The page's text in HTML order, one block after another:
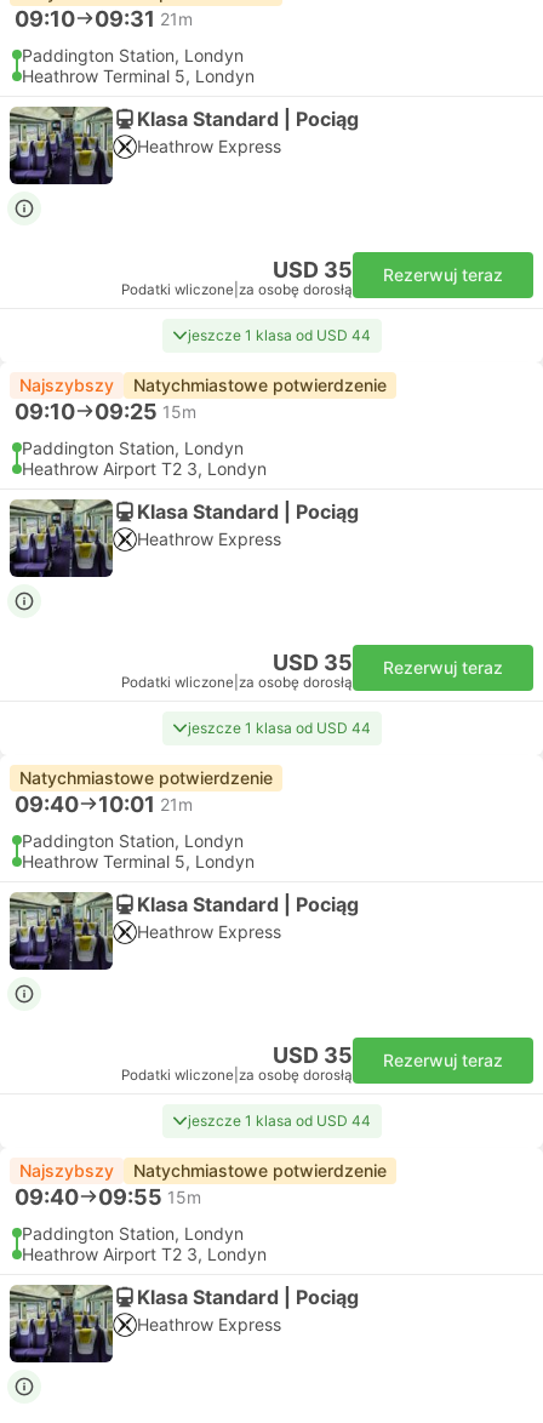
09:10 09:31 21m
Paddington Station, Londyn
Heathrow Terminal 5, Londyn
Klasa Standard | Pociąg
Heathrow Express
USD 35
Podatki wliczone za osobę dorosłą
Rezerwuj teraz
jeszcze 1 klasa od USD 44
Najszybszy Natychmiastowe potwierdzenie
09:10 09:25 15m
Paddington Station, Londyn
Heathrow Airport T2 3, Londyn
Klasa Standard | Pociąg
Heathrow Express
USD 35
Podatki wliczone za osobę dorosłą
Rezerwuj teraz
jeszcze 1 klasa od USD 44
Natychmiastowe potwierdzenie
09:40 10:01 21m
Paddington Station, Londyn
Heathrow Terminal 5, Londyn
Klasa Standard | Pociąg
Heathrow Express
USD 35
Podatki wliczone za osobę dorosłą
Rezerwuj teraz
jeszcze 1 klasa od USD 44
Najszybszy Natychmiastowe potwierdzenie
09:40 09:55 15m
Paddington Station, Londyn
Heathrow Airport T2 3, Londyn
Klasa Standard | Pociąg
Heathrow Express